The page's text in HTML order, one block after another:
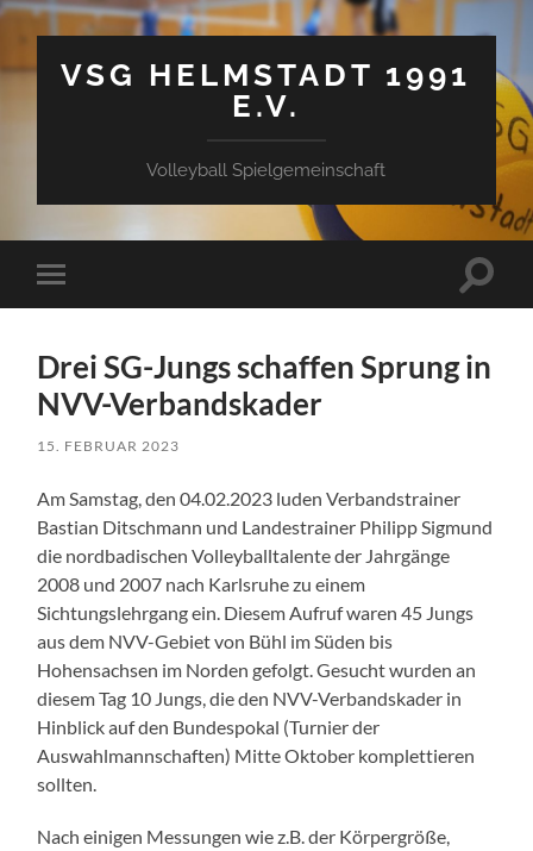
VSG HELMSTADT 1991
E.V.
Volleyball Spielgemeinschaft
Mobile-
Menü
Drei SG-Jungs schaffen Sprung in
NVV-Verbandskader
15. FEBRUAR 2023
Am Samstag, den 04.02.2023 luden Verbandstrainer
Bastian Ditschmann und Landestrainer Philipp Sigmund
die nordbadischen Volleyballtalente der Jahrgänge
2008 und 2007 nach Karlsruhe zu einem
Sichtungslehrgang ein. Diesem Aufruf waren 45 Jungs
aus dem NVV-Gebiet von Bühl im Süden bis
Hohensachsen im Norden gefolgt. Gesucht wurden an
diesem Tag 10 Jungs, die den NVV-Verbandskader in
Hinblick auf den Bundespokal (Turnier der
Auswahlmannschaften) Mitte Oktober komplettieren
sollten.
Nach einigen Messungen wie z.B. der Körpergröße,